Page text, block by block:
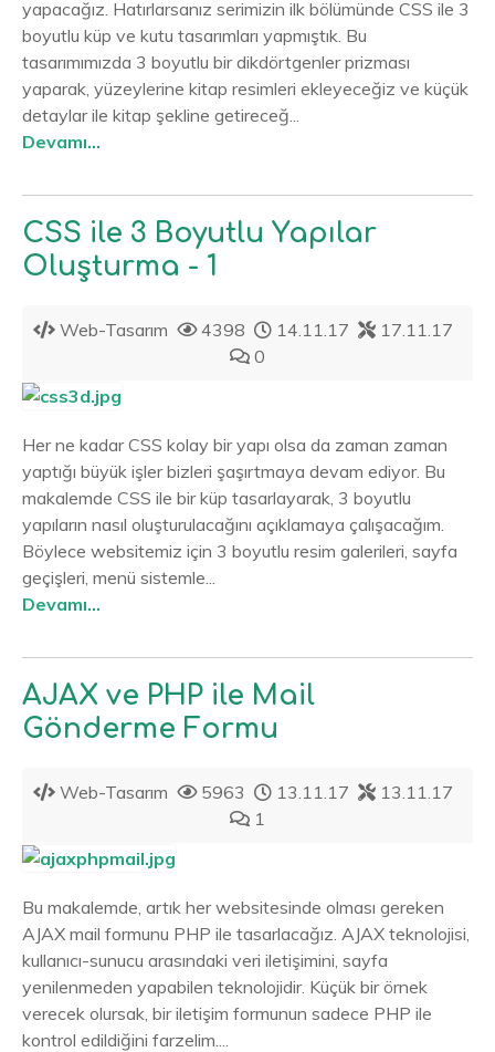
yapacağız. Hatırlarsanız serimizin ilk bölümünde CSS ile 3
boyutlu küp ve kutu tasarımları yapmıştık. Bu
tasarımımızda 3 boyutlu bir dikdörtgenler prizması
yaparak, yüzeylerine kitap resimleri ekleyeceğiz ve küçük
detaylar ile kitap şekline getireceğ...
Devamı...
CSS ile 3 Boyutlu Yapılar
Oluşturma - 1
Web-Tasarım 4398 14.11.17
17.11.17
0
Her ne kadar CSS kolay bir yapı olsa da zaman zaman
yaptığı büyük işler bizleri şaşırtmaya devam ediyor. Bu
makalemde CSS ile bir küp tasarlayarak, 3 boyutlu
yapıların nasıl oluşturulacağını açıklamaya çalışacağım.
Böylece websitemiz için 3 boyutlu resim galerileri, sayfa
geçişleri, menü sistemle...
Devamı...
AJAX ve PHP ile Mail
Gönderme Formu
Web-Tasarım 5963 13.11.17
13.11.17
1
Bu makalemde, artık her websitesinde olması gereken
AJAX mail formunu PHP ile tasarlacağız. AJAX teknolojisi,
kullanıcı-sunucu arasındaki veri iletişimini, sayfa
yenilenmeden yapabilen teknolojidir. Küçük bir örnek
verecek olursak, bir iletişim formunun sadece PHP ile
kontrol edildiğini farzelim....